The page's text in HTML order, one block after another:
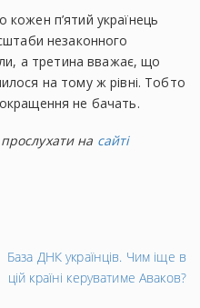
п’ятий українець
незаконного
а третина вважає, що
на тому ж рівні. Тобто
не бачать.
на сайті
База ДНК українців. Чим іще в
цій країні керуватиме Аваков?